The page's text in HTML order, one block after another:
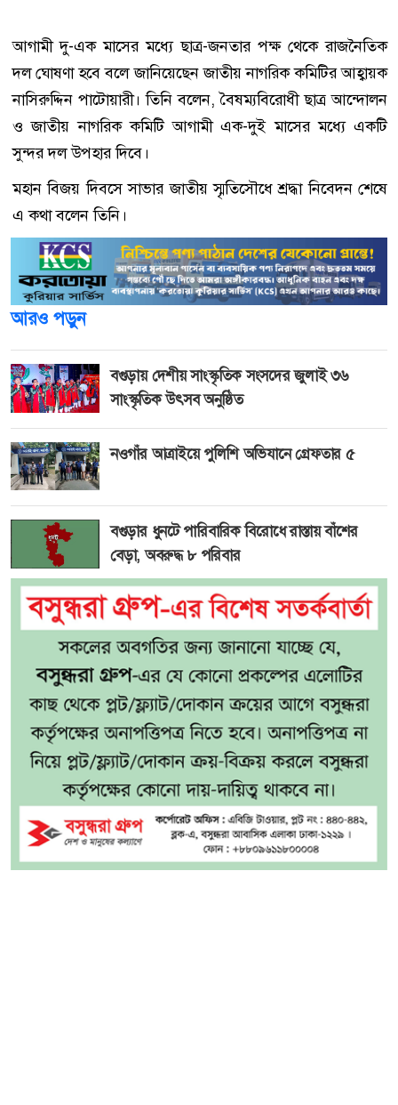
আগামী দু-এক মাসের মধ্যে ছাত্র-জনতার পক্ষ থেকে রাজনৈতিক
দল ঘোষণা হবে বলে জানিয়েছেন জাতীয় নাগরিক কমিটির আহ্বায়ক
নাসিরুদ্দিন পাটোয়ারী। তিনি বলেন, বৈষম্যবিরোধী ছাত্র আন্দোলন
ও জাতীয় নাগরিক কমিটি আগামী এক-দুই মাসের মধ্যে একটি
সুন্দর দল উপহার দিবে।
মহান বিজয় দিবসে সাভার জাতীয় স্মৃতিসৌধে শ্রদ্ধা নিবেদন শেষে
এ কথা বলেন তিনি।
আরও পড়ুন
বগুড়ায় দেশীয় সাংস্কৃতিক সংসদের জুলাই ৩৬
সাংস্কৃতিক উৎসব অনুষ্ঠিত
নওগাঁর আত্রাইয়ে পুলিশি অভিযানে গ্রেফতার ৫
বগুড়ার ধুনটে পারিবারিক বিরোধে রাস্তায় বাঁশের
বেড়া, অবরুদ্ধ ৮ পরিবার